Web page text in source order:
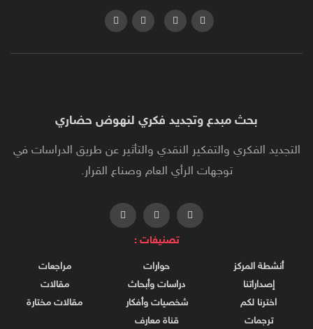
بحث مبدع وتجديد فكري لنهوض حضاري
التجديد الفكري والتفكير النقدي والتأثير عن طريق الدراسات في
توجهات الرأي العام وصناع القرار.
تصنيفات :
أنشطة المركز
إصداراتنا
اخترنا لكم
ترجمات
حوارات
دراسات وأبحاث
شخصيات وأفكار
قناة معارف
مراجعات
مقالات
مقالات مختارة